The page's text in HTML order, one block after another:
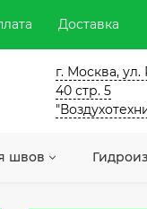
Доставка
г. Москва,
40 стр. 5
швов